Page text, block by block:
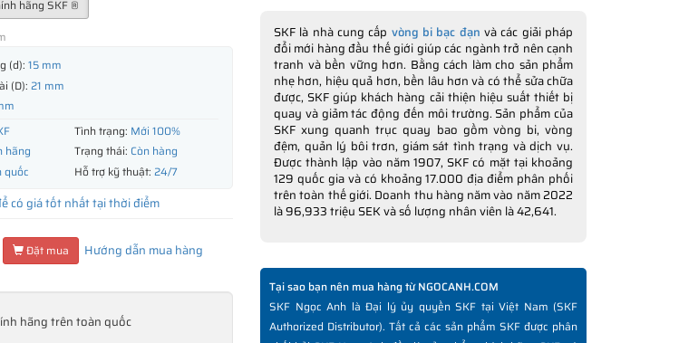
hãng SKF ®
(d): 15 mm
(D): 21 mm
Tình trạng: Mới 100%
hãng Trạng thái: Còn hàng
quốc Hỗ trợ kỹ thuật: 24/7
có giá tốt nhất tại thời điểm
Đặt mua Hướng dẫn mua hàng
hãng trên toàn quốc
SKF là nhà cung cấp vòng bi bạc đạn và các giải pháp
đổi mới hàng đầu thế giới giúp các ngành trở nên cạnh
tranh và bền vững hơn. Bằng cách làm cho sản phẩm
nhẹ hơn, hiệu quả hơn, bền lâu hơn và có thể sửa chữa
được, SKF giúp khách hàng cải thiện hiệu suất thiết bị
quay và giảm tác động đến môi trường. Sản phẩm của
SKF xung quanh trục quay bao gồm vòng bi, vòng
đệm, quản lý bôi trơn, giám sát tình trạng và dịch vụ.
Được thành lập vào năm 1907, SKF có mặt tại khoảng
129 quốc gia và có khoảng 17.000 địa điểm phân phối
trên toàn thế giới. Doanh thu hàng năm vào năm 2022
là 96,933 triệu SEK và số lượng nhân viên là 42,641.
Tại sao bạn nên mua hàng từ NGOCANH.COM
SKF Ngọc Anh là Đại lý ủy quyền SKF tại Việt Nam (SKF
Authorized Distributor). Tất cả các sản phẩm SKF được phân